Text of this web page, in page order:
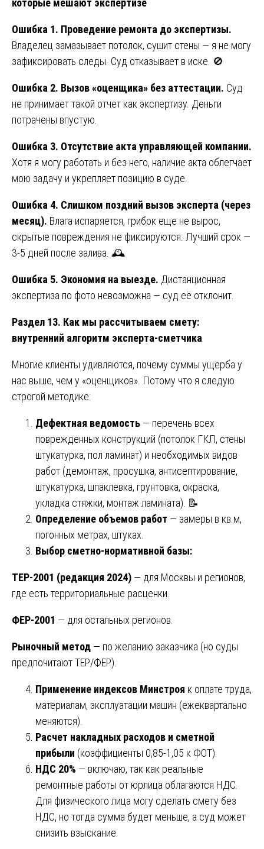
Ошибка 1. Проведение ремонта до экспертизы.
Владелец замазывает потолок, сушит стены — я не могу
зафиксировать следы. Суд отказывает в иске. 🚫
Ошибка 2. Вызов «оценщика» без аттестации. Суд
не принимает такой отчет как экспертизу. Деньги
потрачены впустую.
Ошибка 3. Отсутствие акта управляющей компании.
Хотя я могу работать и без него, наличие акта облегчает
мою задачу и укрепляет позицию в суде.
Ошибка 4. Слишком поздний вызов эксперта (через
месяц). Влага испаряется, грибок еще не вырос,
скрытые повреждения не фиксируются. Лучший срок —
3-5 дней после залива. 🕰️
Ошибка 5. Экономия на выезде. Дистанционная
экспертиза по фото невозможна — суд её отклонит.
Раздел 13. Как мы рассчитываем смету:
внутренний алгоритм эксперта-сметчика
Многие клиенты удивляются, почему суммы ущерба у
нас выше, чем у «оценщиков». Потому что я следую
строгой методике:
Дефектная ведомость — перечень всех
поврежденных конструкций (потолок ГКЛ, стены
штукатурка, пол ламинат) и необходимых видов
работ (демонтаж, просушка, антисептирование,
штукатурка, шпаклевка, грунтовка, окраска,
укладка стяжки, монтаж ламината). 📝
Определение объемов работ — замеры в кв.м,
погонных метрах, штуках.
Выбор сметно-нормативной базы:
ТЕР-2001 (редакция 2024) — для Москвы и регионов,
где есть территориальные расценки.
ФЕР-2001 — для остальных регионов.
Рыночный метод — по желанию заказчика (но суды
предпочитают ТЕР/ФЕР).
Применение индексов Минстроя к оплате труда,
материалам, эксплуатации машин (ежеквартально
меняются).
Расчет накладных расходов и сметной
прибыли (коэффициенты 0,85-1,05 к ФОТ).
НДС 20% — включаю, так как реальные
ремонтные работы от юрлица облагаются НДС.
Для физического лица могу сделать смету без
НДС, но тогда сумма будет меньше, а суд может
снизить взыскание.